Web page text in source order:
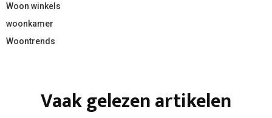
Woon winkels
woonkamer
Woontrends
Vaak gelezen artikelen